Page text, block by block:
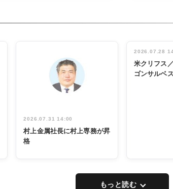
念祝う 業
関係者ら
人出席
2026.07.31 14:00
村上金属社長に村上専務が昇
格
2026.07.28
米クリフス
ゴンサルベ
もっと読む